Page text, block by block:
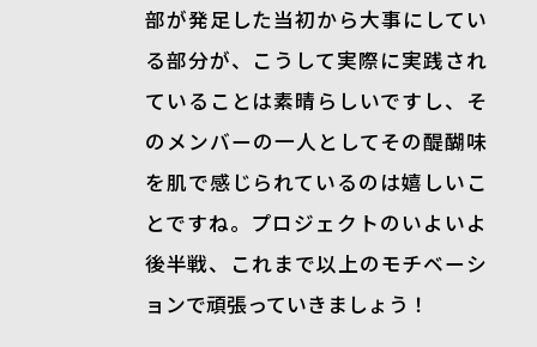
部が発足した当初から大事にしてい
る部分が、こうして実際に実践され
ていることは素晴らしいですし、そ
のメンバーの一人としてその醍醐味
を肌で感じられているのは嬉しいこ
とですね。プロジェクトのいよいよ
後半戦、これまで以上のモチベーシ
ョンで頑張っていきましょう！